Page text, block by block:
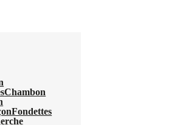
Chambon
Fondettes